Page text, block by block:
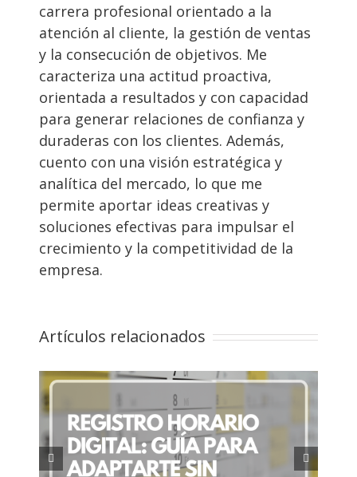
carrera profesional orientado a la
atención al cliente, la gestión de ventas
y la consecución de objetivos. Me
caracteriza una actitud proactiva,
orientada a resultados y con capacidad
para generar relaciones de confianza y
duraderas con los clientes. Además,
cuento con una visión estratégica y
analítica del mercado, lo que me
permite aportar ideas creativas y
soluciones efectivas para impulsar el
crecimiento y la competitividad de la
empresa.
Artículos relacionados
Retribución flexible: Qué es y